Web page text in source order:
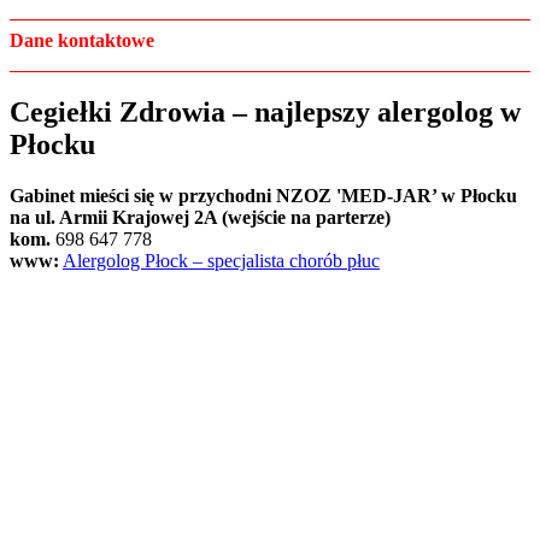
Dane kontaktowe
Cegiełki Zdrowia – najlepszy alergolog w
Płocku
Gabinet mieści się w przychodni NZOZ 'MED-JAR’ w Płocku
na ul. Armii Krajowej 2A (wejście na parterze)
kom. 698 647 778
www: Alergolog Płock – specjalista chorób płuc